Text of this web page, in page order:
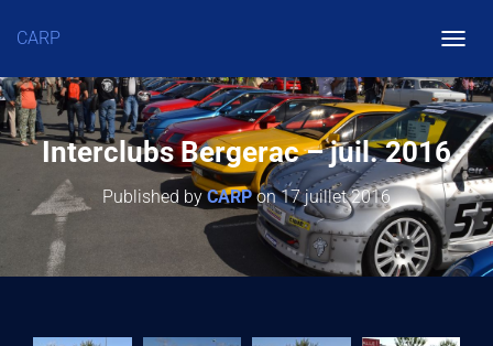
CARP
U
V
R
I
R
/
F
E
M
Interclubs Bergerac – juil. 2016
Published byCARPon17 juillet 2016